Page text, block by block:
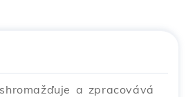
a zpracovává